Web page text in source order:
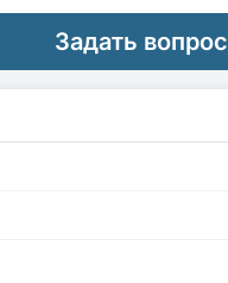
Задать вопрос